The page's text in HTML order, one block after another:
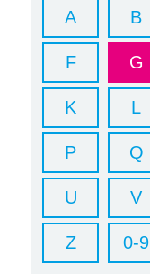
A B
F G
K L
P Q
U V
Z 0-9